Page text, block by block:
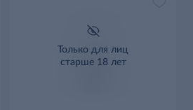
Только для лиц
старше 18 лет